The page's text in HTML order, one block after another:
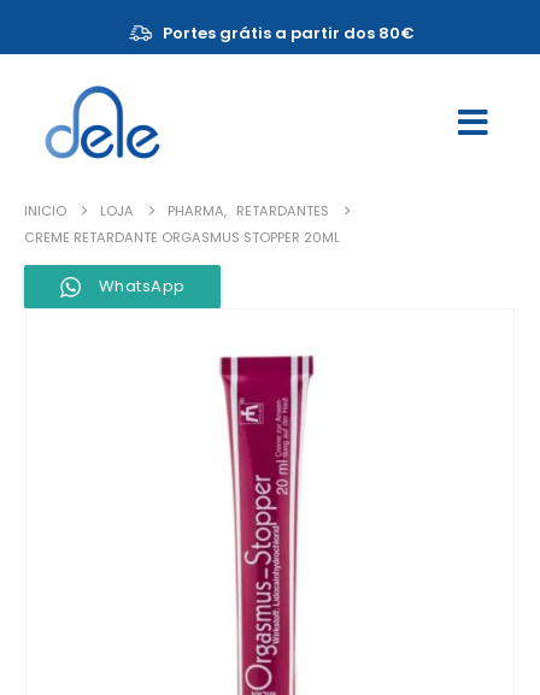
Portes grátis a partir dos 80€
INICIO LOJA PHARMA, RETARDANTES
CREME RETARDANTE ORGASMUS STOPPER 20ML
WhatsApp